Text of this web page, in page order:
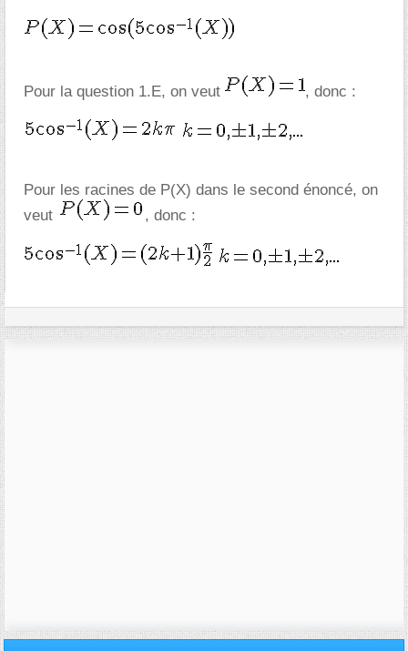
Pour la question 1.E, on veut , donc :
Pour les racines de P(X) dans le second énoncé, on
veut
, donc :